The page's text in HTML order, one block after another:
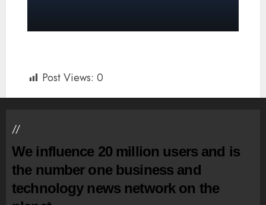
Post Views: 0
//
We influence 20 million users and is
the number one business and
technology news network on the